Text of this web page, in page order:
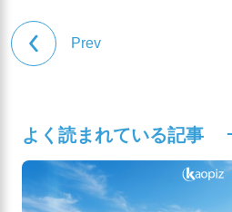
Prev
よく読まれている記事